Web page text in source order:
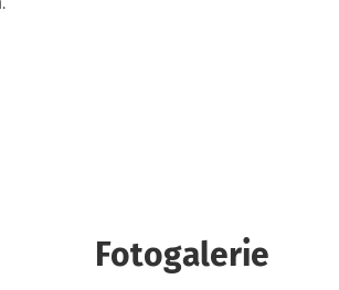
Fotogalerie